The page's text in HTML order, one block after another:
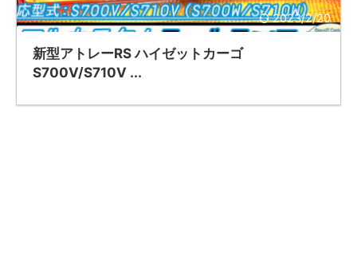
2023/2/20
新型アトレーRS ハイゼットカーゴ
S700V/S710V ...